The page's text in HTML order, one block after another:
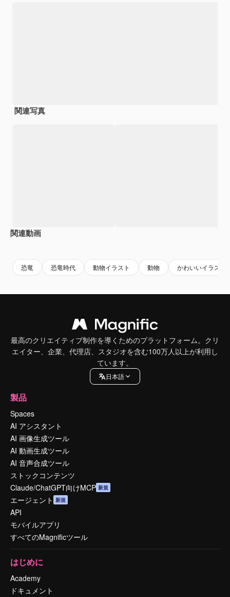
関連写真
関連動画
恐竜 恐竜時代 動物イラスト 動物 かわいいイラスト
最高のクリエイティブ制作を導くためのプラットフォーム。クリ
エイター、企業、代理店、スタジオを含む100万人以上が利用し
ています。
日本語
製品
Spaces
AI アシスタント
AI 画像生成ツール
AI 動画生成ツール
AI 音声合成ツール
ストックコンテンツ
Claude/ChatGPT向けMCP 新規
エージェント 新規
API
モバイルアプリ
すべてのMagnificツール
はじめに
Academy
ドキュメント